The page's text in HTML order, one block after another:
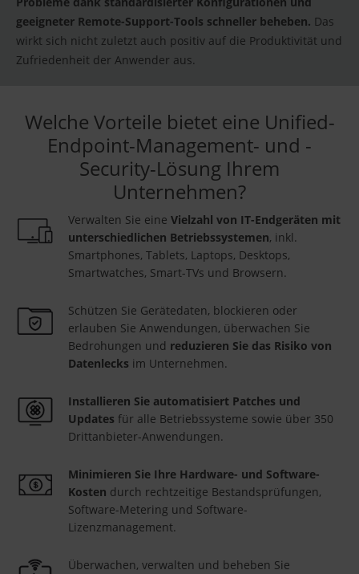
geeigneter Remote-Support-Tools schneller beheben. Das
wirkt sich nicht zuletzt auch positiv auf die Produktivität und
Zufriedenheit der Anwender aus.
Welche Vorteile bietet eine Unified-
Endpoint-Management- und -
Security-Lösung Ihrem
Unternehmen?
Verwalten Sie eine Vielzahl von IT-Endgeräten mit
unterschiedlichen Betriebssystemen, inkl.
Smartphones, Tablets, Laptops, Desktops,
Smartwatches, Smart-TVs und Browsern.
Schützen Sie Gerätedaten, blockieren oder
erlauben Sie Anwendungen, überwachen Sie
Bedrohungen und reduzieren Sie das Risiko von
Datenlecks im Unternehmen.
Installieren Sie automatisiert Patches und
Updates für alle Betriebssysteme sowie über 350
Drittanbieter-Anwendungen.
Minimieren Sie Ihre Hardware- und Software-
Kosten durch rechtzeitige Bestandsprüfungen,
Software-Metering und Software-
Lizenzmanagement.
Überwachen, verwalten und beheben Sie